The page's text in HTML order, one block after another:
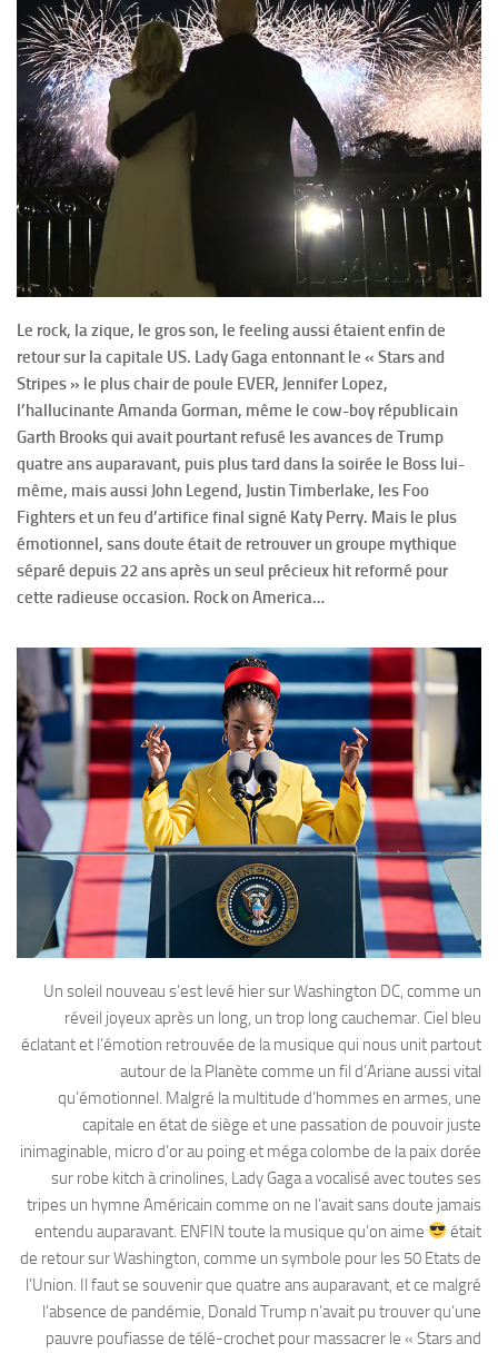
Le rock, la zique, le gros son, le feeling aussi étaient enfin de
retour sur la capitale US. Lady Gaga entonnant le « Stars and
Stripes » le plus chair de poule EVER, Jennifer Lopez,
l’hallucinante Amanda Gorman, même le cow-boy républicain
Garth Brooks qui avait pourtant refusé les avances de Trump
quatre ans auparavant, puis plus tard dans la soirée le Boss lui-
même, mais aussi John Legend, Justin Timberlake, les Foo
Fighters et un feu d’artifice final signé Katy Perry. Mais le plus
émotionnel, sans doute était de retrouver un groupe mythique
séparé depuis 22 ans après un seul précieux hit reformé pour
cette radieuse occasion. Rock on America…
Un soleil nouveau s’est levé hier sur Washington DC, comme un
réveil joyeux après un long, un trop long cauchemar. Ciel bleu
éclatant et l’émotion retrouvée de la musique qui nous unit partout
autour de la Planète comme un fil d’Ariane aussi vital
qu’émotionnel. Malgré la multitude d’hommes en armes, une
capitale en état de siège et une passation de pouvoir juste
inimaginable, micro d’or au poing et méga colombe de la paix dorée
sur robe kitch à crinolines, Lady Gaga a vocalisé avec toutes ses
tripes un hymne Américain comme on ne l’avait sans doute jamais
entendu auparavant. ENFIN toute la musique qu’on aime
était
de retour sur Washington, comme un symbole pour les 50 Etats de
l’Union. Il faut se souvenir que quatre ans auparavant, et ce malgré
l’absence de pandémie, Donald Trump n’avait pu trouver qu’une
pauvre poufiasse de télé-crochet pour massacrer le « Stars and